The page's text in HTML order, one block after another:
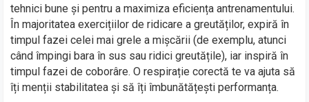
tehnici bune și pentru a maximiza eficiența antrenamentului.
În majoritatea exercițiilor de ridicare a greutăților, expiră în
timpul fazei celei mai grele a mișcării (de exemplu, atunci
când împingi bara în sus sau ridici greutățile), iar inspiră în
timpul fazei de coborâre. O respirație corectă te va ajuta să
îți menții stabilitatea și să îți îmbunătățești performanța.